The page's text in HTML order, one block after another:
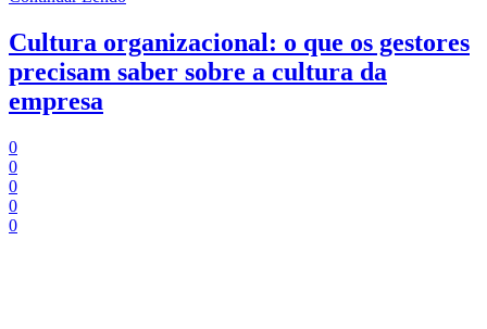
Cultura organizacional: o que os gestores
precisam saber sobre a cultura da
empresa
0
0
0
0
0